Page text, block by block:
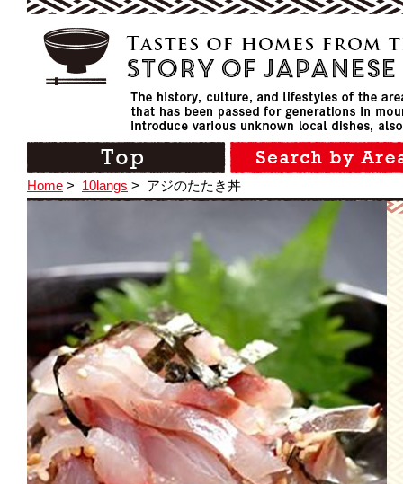
Home > 10langs > アジのたたき丼